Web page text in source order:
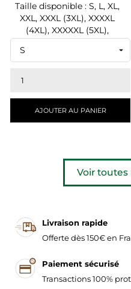
Taille disponible : S, L, XL,
XXL, XXXL (3XL), XXXXL
(4XL), XXXXXL (5XL),
AJOUTER AU PANIER
Voir toutes
Livraison rapide
Offerte dès 150€ en
Paiement sécurisé
Transactions 100%